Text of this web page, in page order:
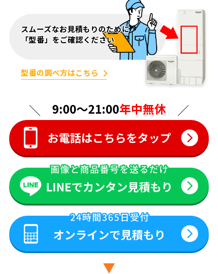
スムーズなお見積もりのために
「型番」をご確認ください
型番の調べ方はこちら
9:00〜21:00年中無休